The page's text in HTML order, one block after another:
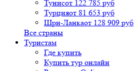
Тунисот 122 785 руб
Турцияот 81 653 руб
Шри-Ланкаот 128 909 руб
Все страны
Туристам
Где купить
Купить тур онлайн